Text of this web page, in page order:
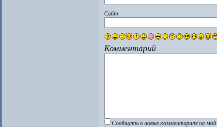
Сайт
Комментарий
Сообщать о новых комментариях на мой